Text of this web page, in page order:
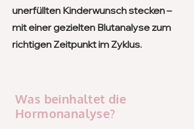
unerfüllten Kinderwunsch stecken –
mit einer gezielten Blutanalyse zum
richtigen Zeitpunkt im Zyklus.
Was beinhaltet die
Hormonanalyse?